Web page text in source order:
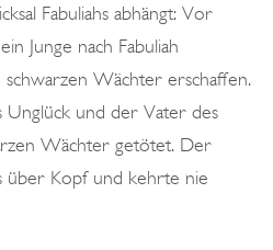
Fabuliahs abhängt: Vor
Junge nach Fabuliah
Wächter erschaffen.
Unglück und der Vater des
Wächter getötet. Der
über Kopf und kehrte nie